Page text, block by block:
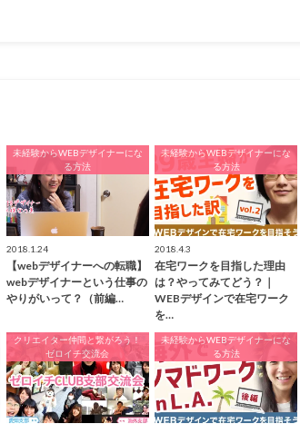
未経験からWEBデザイナーにな
る方法
2018.1.24
【webデザイナーへの転職】
webデザイナーという仕事の
やりがいって？（前編…
未経験からWEBデザイナーにな
る方法
2018.4.3
在宅ワークを目指した理由
は？やってみてどう？｜
WEBデザインで在宅ワーク
を…
クリエイター仲間と繋がろう！
ゼロイチ交流会
未経験からWEBデザイナーにな
る方法